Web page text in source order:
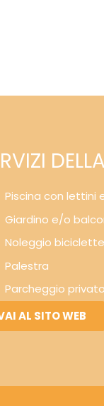
Piscina con lettini
Giardino e/o
Noleggio biciclette
Palestra
Parcheggio
AL SITO WEB